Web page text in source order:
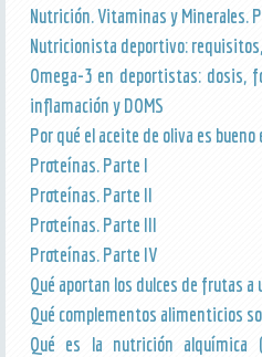
Nutrición. Vitaminas y Minerales.
Nutricionista deportivo:
Omega-3 en deportistas: dosis,
inflamación y DOMS
Por qué el aceite de oliva es
Proteínas. Parte I
Proteínas. Parte II
Proteínas. Parte III
Proteínas. Parte IV
Qué aportan los dulces de frutas
Qué complementos alimenticios
Qué es la nutrición